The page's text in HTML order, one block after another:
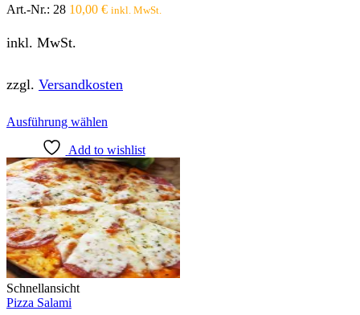
Art.-Nr.: 28 10,00 € inkl. MwSt.
inkl. MwSt.
zzgl. Versandkosten
Ausführung wählen
weist
mehrere
Varianten
auf.
Die
Optionen
können
auf
der
Produktseite
Add to wishlist
Schnellansicht
Pizza Salami